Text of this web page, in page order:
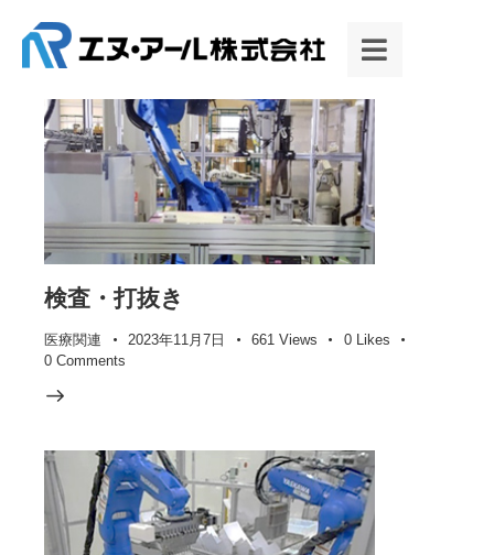
検査・打抜き
医療関連 2023年11月7日 661 Views 0 Likes
0 Comments